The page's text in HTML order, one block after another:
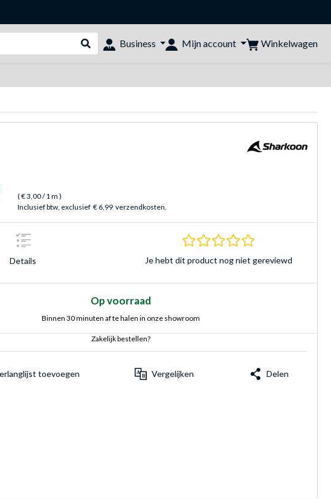
Webshop doorzoeken
Business Mijn account Winkelwagen
(€ 3,00/ 1 m )
Inclusief btw, exclusief € 6,99 verzendkosten.
Details
0.0 sterren
Je hebt dit product nog niet gereviewd
Op voorraad
Binnen 30 minuten af te halen in onze showroom
Zakelijk bestellen?
toevoegen Vergelijken Delen